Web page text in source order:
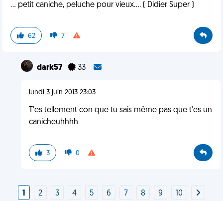
... petit caniche, peluche pour vieux.... ( Didier Super )
62 7
dark57 33
lundi 3 juin 2013 23:03
T'es tellement con que tu sais même pas que t'es un
canicheuhhhh
3 0
1 2 3 4 5 6 7 8 9 10